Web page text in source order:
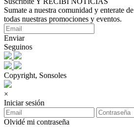
Sumate a nuestra comunidad y enterate de
todas nuestras promociones y eventos.
Enviar
Seguinos
Copyright, Sonsoles
×
Iniciar sesión
Olvidé mi contraseña